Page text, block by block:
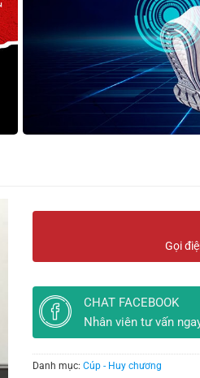
Gọi
CHAT FACEBOOK
Nhân viên tư vấn
Danh mục: Cúp - Huy chương